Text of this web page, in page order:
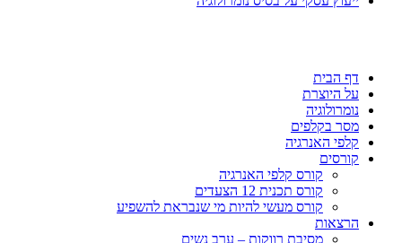
דף הבית
על היוצרת
נומרולוגיה
מסר בקלפים
קלפי האנרגיה
קורסים
קורס קלפי האנרגיה
קורס תכנית 12 הצעדים
קורס מעשי להיות מי שנבראת להשפיע
הרצאות
מסיבת רווקות – ערב נשים